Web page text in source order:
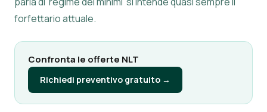
forfettario attuale.
Confronta le offerte NLT
Richiedi preventivo gratuito →